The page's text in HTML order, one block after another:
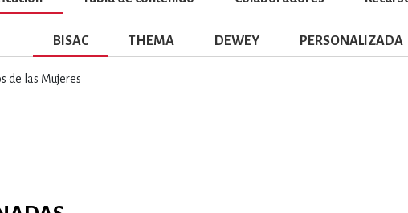
SOCIEDAD Y CIENCIAS
INGENIERÍA,
BISAC THEMA DEWEY PERSONALIZADA
de las Mujeres